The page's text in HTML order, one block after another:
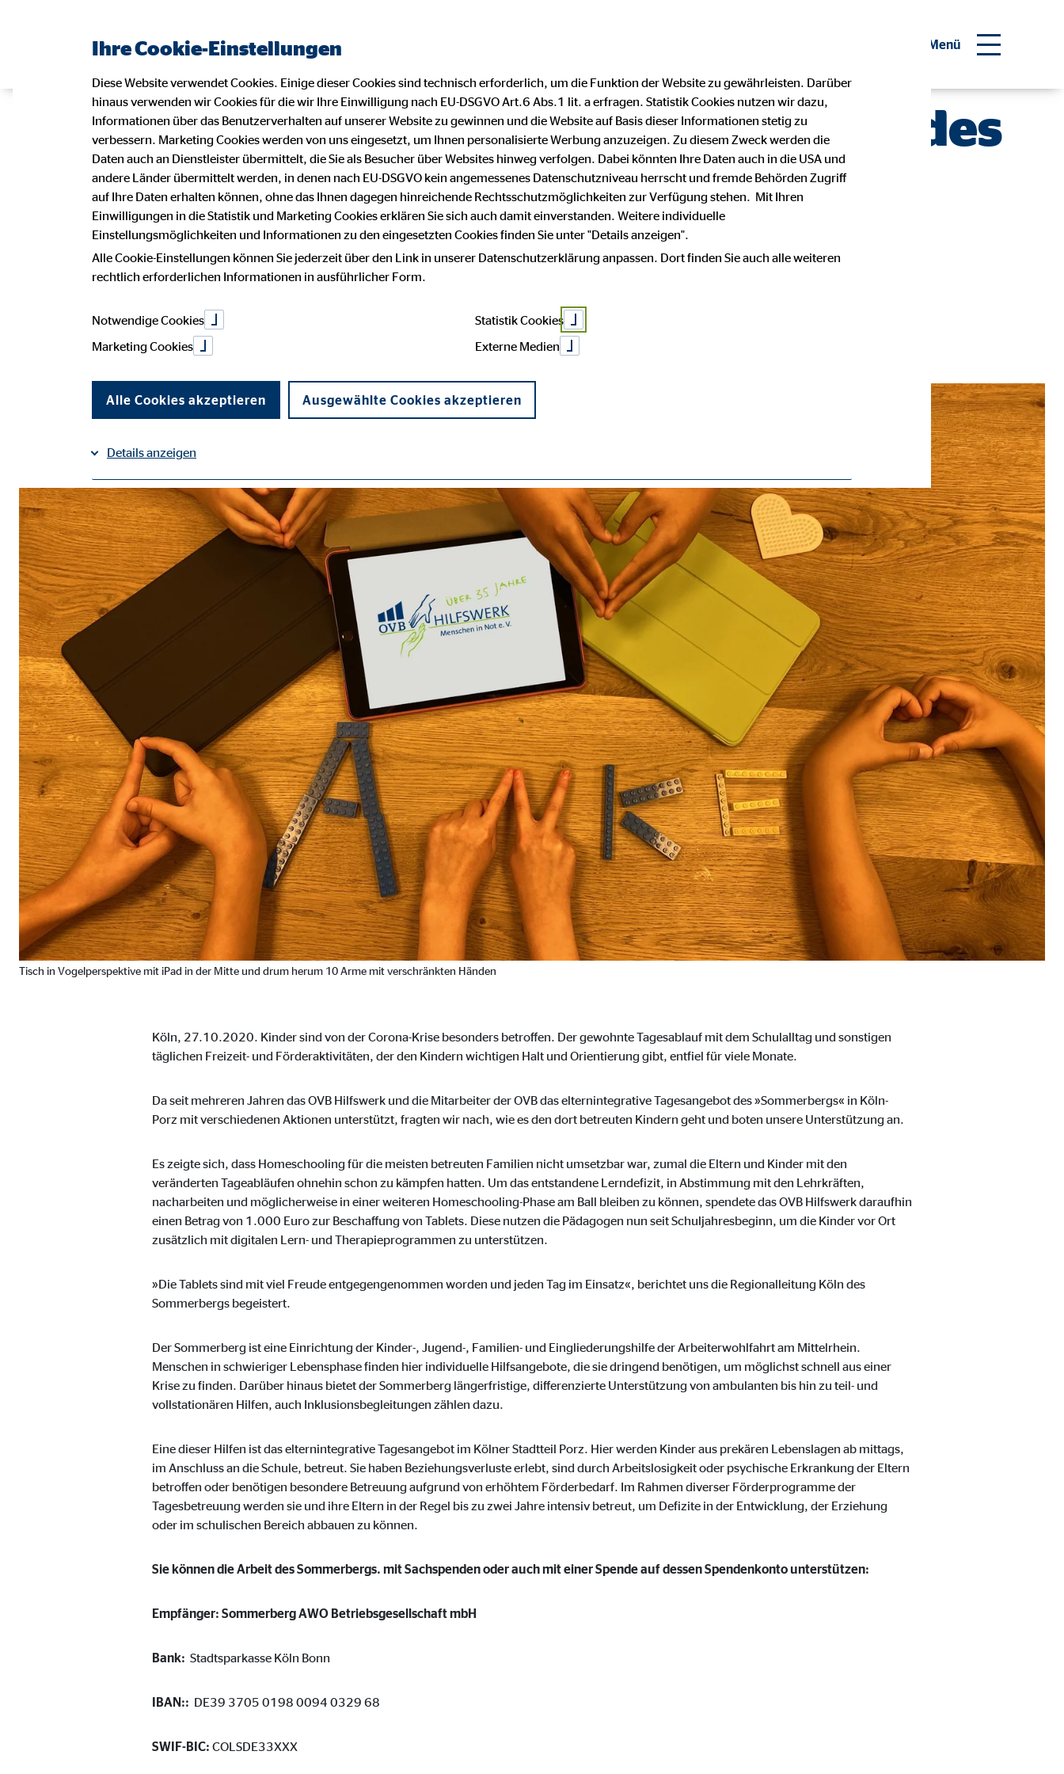
Menü
Tablets für pädagogische Krisenhilfe des
Sommerbergs in der Corona-Zeit
27. Oktober 2020|OVB-Hilfswerk
auf Facebook teilen
auf LinkedIn teilen
Tisch in Vogelperspektive mit iPad in der Mitte und drum herum 10 Arme mit verschränkten Händen
Köln, 27.10.2020. Kinder sind von der Corona-Krise besonders betroffen. Der gewohnte Tagesablauf mit dem Schulalltag und sonstigen
täglichen Freizeit- und Förderaktivitäten, der den Kindern wichtigen Halt und Orientierung gibt, entfiel für viele Monate.
Da seit mehreren Jahren das OVB Hilfswerk und die Mitarbeiter der OVB das elternintegrative Tagesangebot des »Sommerbergs« in Köln-
Porz mit verschiedenen Aktionen unterstützt, fragten wir nach, wie es den dort betreuten Kindern geht und boten unsere Unterstützung an.
Es zeigte sich, dass Homeschooling für die meisten betreuten Familien nicht umsetzbar war, zumal die Eltern und Kinder mit den
veränderten Tageabläufen ohnehin schon zu kämpfen hatten. Um das entstandene Lerndefizit, in Abstimmung mit den Lehrkräften,
nacharbeiten und möglicherweise in einer weiteren Homeschooling-Phase am Ball bleiben zu können, spendete das OVB Hilfswerk daraufhin
einen Betrag von 1.000 Euro zur Beschaffung von Tablets. Diese nutzen die Pädagogen nun seit Schuljahresbeginn, um die Kinder vor Ort
zusätzlich mit digitalen Lern- und Therapieprogrammen zu unterstützen.
»Die Tablets sind mit viel Freude entgegengenommen worden und jeden Tag im Einsatz«, berichtet uns die Regionalleitung Köln des
Sommerbergs begeistert.
Der Sommerberg ist eine Einrichtung der Kinder-, Jugend-, Familien- und Eingliederungshilfe der Arbeiterwohlfahrt am Mittelrhein.
Menschen in schwieriger Lebensphase finden hier individuelle Hilfsangebote, die sie dringend benötigen, um möglichst schnell aus einer
Krise zu finden. Darüber hinaus bietet der Sommerberg längerfristige, differenzierte Unterstützung von ambulanten bis hin zu teil- und
vollstationären Hilfen, auch Inklusionsbegleitungen zählen dazu.
Eine dieser Hilfen ist das elternintegrative Tagesangebot im Kölner Stadtteil Porz. Hier werden Kinder aus prekären Lebenslagen ab mittags,
im Anschluss an die Schule, betreut. Sie haben Beziehungsverluste erlebt, sind durch Arbeitslosigkeit oder psychische Erkrankung der Eltern
betroffen oder benötigen besondere Betreuung aufgrund von erhöhtem Förderbedarf. Im Rahmen diverser Förderprogramme der
Tagesbetreuung werden sie und ihre Eltern in der Regel bis zu zwei Jahre intensiv betreut, um Defizite in der Entwicklung, der Erziehung
oder im schulischen Bereich abbauen zu können.
Sie können die Arbeit des Sommerbergs. mit Sachspenden oder auch mit einer Spende auf dessen Spendenkonto unterstützen:
Empfänger: Sommerberg AWO Betriebsgesellschaft mbH
Bank: Stadtsparkasse Köln Bonn
IBAN:: DE39 3705 0198 0094 0329 68
SWIF-BIC: COLSDE33XXX
Ihre Cookie-Einstellungen
Diese Website verwendet Cookies. Einige dieser Cookies sind technisch erforderlich, um die Funktion der Website zu gewährleisten. Darüber
hinaus verwenden wir Cookies für die wir Ihre Einwilligung nach EU-DSGVO Art.6 Abs.1 lit. a erfragen. Statistik Cookies nutzen wir dazu,
Informationen über das Benutzerverhalten auf unserer Website zu gewinnen und die Website auf Basis dieser Informationen stetig zu
verbessern. Marketing Cookies werden von uns eingesetzt, um Ihnen personalisierte Werbung anzuzeigen. Zu diesem Zweck werden die
Daten auch an Dienstleister übermittelt, die Sie als Besucher über Websites hinweg verfolgen. Dabei könnten Ihre Daten auch in die USA und
andere Länder übermittelt werden, in denen nach EU-DSGVO kein angemessenes Datenschutzniveau herrscht und fremde Behörden Zugriff
auf Ihre Daten erhalten können, ohne das Ihnen dagegen hinreichende Rechtsschutzmöglichkeiten zur Verfügung stehen. Mit Ihren
Einwilligungen in die Statistik und Marketing Cookies erklären Sie sich auch damit einverstanden. Weitere individuelle
Einstellungsmöglichkeiten und Informationen zu den eingesetzten Cookies finden Sie unter "Details anzeigen".
Alle Cookie-Einstellungen können Sie jederzeit über den Link in unserer Datenschutzerklärung anpassen. Dort finden Sie auch alle weiteren
rechtlich erforderlichen Informationen in ausführlicher Form.
Notwendige Cookies
Statistik Cookies
Marketing Cookies
Externe Medien
Alle Cookies akzeptieren Ausgewählte Cookies akzeptieren
Details anzeigen
Notwendige Cookies
Notwendige Cookies ermöglichen grundlegende Funktionen und sind für die einwandfreie Funktion der Website erforderlich. Die Deaktivierung kann die
Funktion der Webseite einschränken.
Benutzereinstellungen | Empfänger: OVB
fe_typo_user
TYPO3 Association
Speicherung von Benutzereinstellungen
Cookie Laufzeit: Browser-Sitzung
Einverständnis Cookie | Empfänger: OVB
Name: cookie_consent_v2
Anbieter: mindshape
Zweck: Speichern Ihrer Einwilligungen
Cookie Laufzeit: 1 Jahr
Statistik Cookies
Google Analytics | Empfänger: OVB, Google Ireland Ltd.
Anbieter: Google Ireland Ltd.
Erhebung von Statistiken zur Website-Nutzung
Cookie Laufzeit: bis zu 14 Monate
Marketing Cookies
Marketing Cookies werden eingesetzt, um personalisierte Werbung anzuzeigen. Zu diesem Zweck werden die Daten an Drittanbieter übermittelt, die die
Facebook Pixel | Empfänger: OVB, Facebook Ireland Ltd.
_fbp
Zweck: Verknüpfung mit Benutzerprofilen
Adform | Empfänger: OVB, Adform A/S
Zweck: ad campaign
Externe Medien
willigen Sie auch in die mögliche Übermittlung Ihrer Daten an Dienste in datenschutzrechtlich sogenannten Drittländern durch den Anbieter ein.
Impressum |Datenschutz